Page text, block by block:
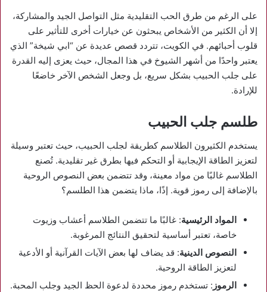
على الرغم من طرق الحب التقليدية مثل التواصل الجيد والمشاركة،
إلا أن الكثير من الأشخاص يبحثون عن خيارات أخرى للتأثير على
قلوب أحبائهم. في الكويت، تتردد قصص عديدة عن “ابي شيخة” الذي
يعتبر واحدًا من أشهر الشيوخ في هذا المجال، حيث يعزى إليه القدرة
على جلب الحبيب بشكل سريع، بل وجعل الشخص الآخر خاضعًا
للإرادة.
طلسم جلب الحبيب
يستخدم الكثيرون الطلاسم كطريقة لجلب الحبيب، حيث تعتبر وسيلة
لتعزيز الطاقة الإيجابية أو التحكم فيها بطرق غير تقليدية. تُصنع
الطلاسم غالبًا من مواد معينة، وقد تتضمن بعض النصوص الروحية
بالإضافة إلى رموز قوية. إذًا، ماذا يتضمن هذا الطلسم؟
المواد الرئيسية: غالبًا ما تتضمن الطلاسم أعشاب وزيوت
خاصة، تعتبر أساسية لتحقيق النتائج المرغوبة.
النصوص الدينية: قد يضاف لها بعض الآيات القرآنية أو الأدعية
لتعزيز الطاقة الروحية.
الرموز : تستخدم رموز محددة لدعوة الحظ الجيد وجلب المحبة.